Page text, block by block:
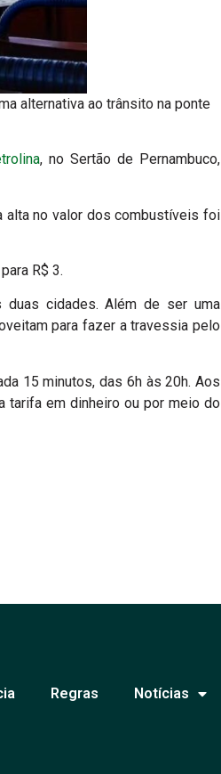
alternativa ao trânsito na ponte
, no Sertão de Pernambuco,
alta no valor dos combustíveis foi
R$ 3.
duas cidades. Além de ser uma
para fazer a travessia pelo
15 minutos, das 6h às 20h. Aos
tarifa em dinheiro ou por meio do
Regras Notícias